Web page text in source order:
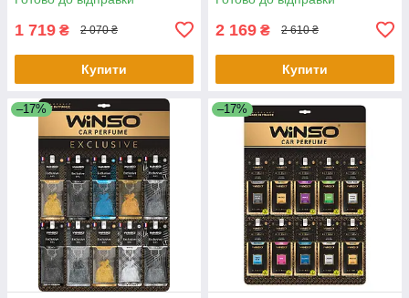
1 719 ₴ 2 070 ₴
Купити
2 169 ₴ 2 610 ₴
Купити
–17% –17%